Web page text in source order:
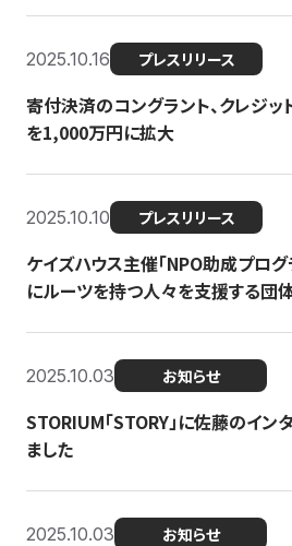
2025.10.16 プレスリリース
寄付決済のコングラント、クレジ
を1,000万円に拡大
2025.10.10 プレスリリース
ケイズハウス主催「NPO助成プログ
にルーツを持つ人々を支援する団
2025.10.03 お知らせ
STORIUM「STORY」に佐藤のイン
ました
2025.10.03 お知らせ